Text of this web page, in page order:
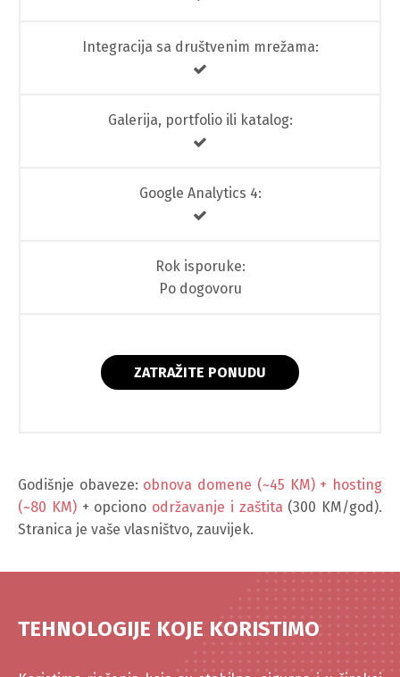
Integracija sa društvenim mrežama:
Galerija, portfolio ili katalog:
Google Analytics 4:
Rok isporuke:
Po dogovoru
ZATRAŽITE PONUDU
Godišnje obaveze: obnova domene (~45 KM) + hosting
(~80 KM)+ opciono održavanje i zaštita (300 KM/god).
Stranica je vaše vlasništvo, zauvijek.
TEHNOLOGIJE KOJE KORISTIMO